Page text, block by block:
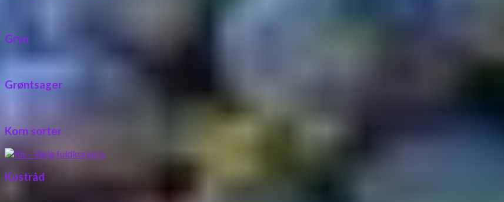
Gryn
Grøntsager
Korn sorter
Kostråd